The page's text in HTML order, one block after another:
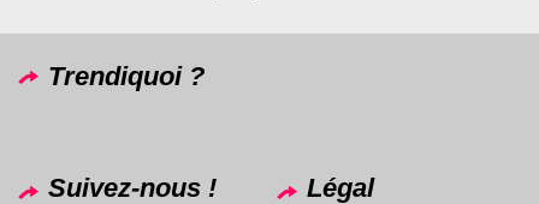
Trendiquoi ?
Suivez-nous ! Légal